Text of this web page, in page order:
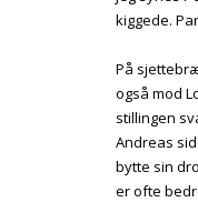
kiggede.
På
også mod
stillingen
Andreas
bytte sin
er ofte